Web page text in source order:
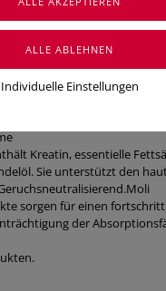
Kreatin, essentielle
Sie unterstützt den
sorgen für einen
der
Individuelle Einstellungen